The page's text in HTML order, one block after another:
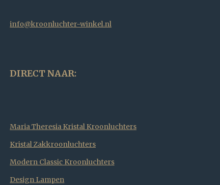
info@kroonluchter-winkel.nl
DIRECT NAAR:
Maria Theresia Kristal Kroonluchters
Kristal Zakkroonluchters
Modern Classic Kroonluchters
Design Lampen